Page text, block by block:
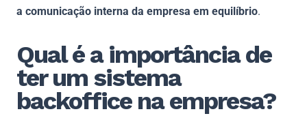
a comunicação interna da empresa em equilíbrio.
Qual é a importância de
ter um sistema
backoffice na empresa?